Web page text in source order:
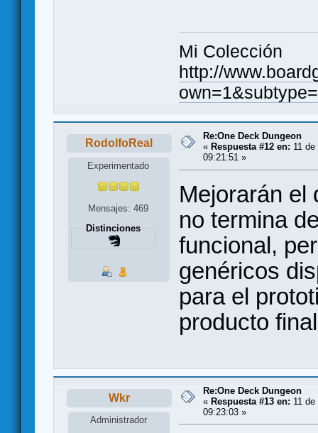
Mi Colección
http://
RodolfoReal
Experimentado
Mensajes: 469
Distinciones
Re:One Deck Dungeon
« Respuesta #12 en: 11
09:21:51 »
Mejorarán el
no termina
funcional,
genéricos
para el
producto
Wkr
Administrador
Re:One Deck Dungeon
« Respuesta #13 en: 11
09:23:03 »